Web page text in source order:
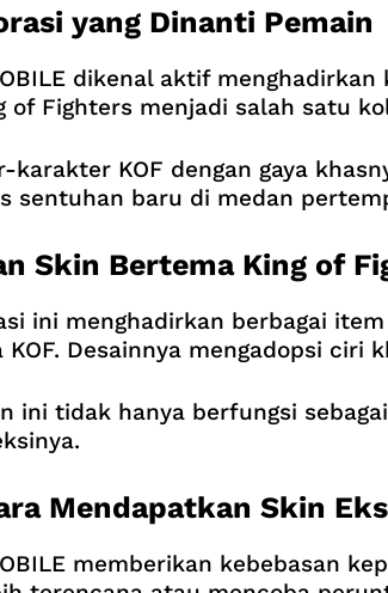
yang Dinanti Pemain
dikenal aktif
of Fighters menjadi salah satu
karakter KOF dengan gaya
sentuhan baru di medan
Skin Bertema King of
ini menghadirkan berbagai
KOF. Desainnya mengadopsi
ini tidak hanya berfungsi
Mendapatkan Skin
memberikan kebebasan